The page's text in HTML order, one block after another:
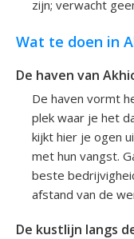
zijn; verwacht
Wat te doen in
De haven van
De haven vormt
plek waar je het
kijkt hier je ogen
met hun vangst.
beste
afstand van de
De kustlijn langs